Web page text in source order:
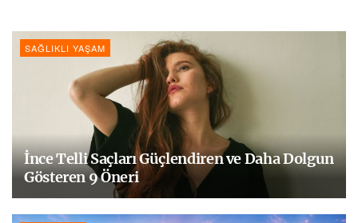
SAĞLIKLI YAŞAM
İnce Telli Saçları Güçlendiren ve Daha Dolgun
Gösteren 9 Öneri